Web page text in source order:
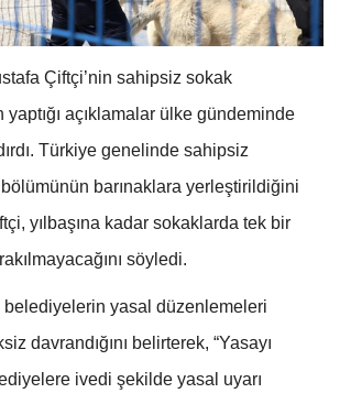
Çiftçi’nin sahipsiz sokak
açıklamalar ülke gündeminde
Türkiye genelinde sahipsiz
barınaklara yerleştirildiğini
yılbaşına kadar sokaklarda tek bir
söyledi.
belediyelerin yasal düzenlemeleri
davrandığını belirterek, “Yasayı
ivedi şekilde yasal uyarı